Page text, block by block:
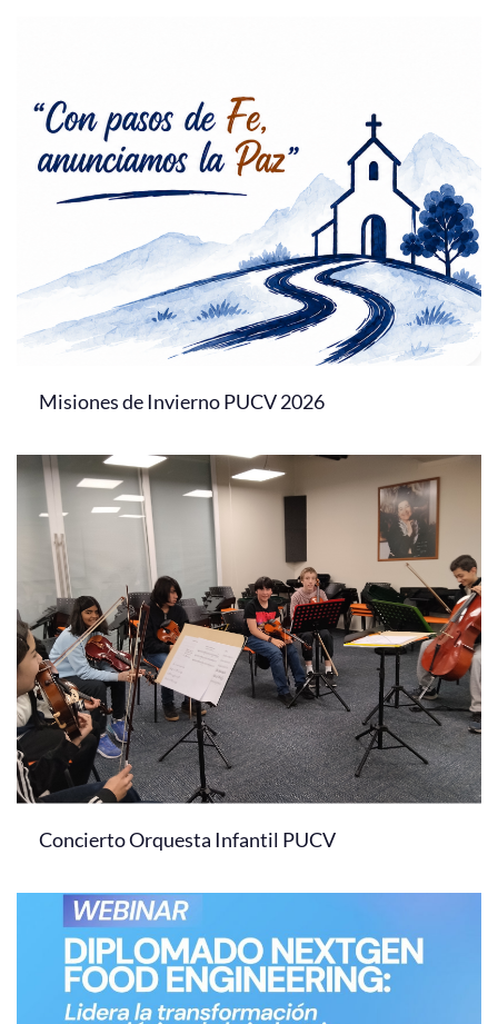
Misiones de Invierno PUCV 2026
Concierto Orquesta Infantil PUCV